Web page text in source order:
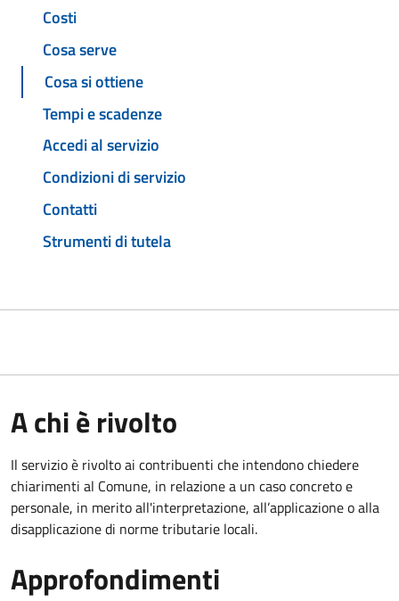
Costi
Cosa serve
Cosa si ottiene
Tempi e scadenze
Accedi al servizio
Condizioni di servizio
Contatti
Strumenti di tutela
A chi è rivolto
Il servizio è rivolto ai contribuenti che intendono chiedere
chiarimenti al Comune, in relazione a un caso concreto e
personale, in merito all'interpretazione, all’applicazione o alla
disapplicazione di norme tributarie locali.
Approfondimenti